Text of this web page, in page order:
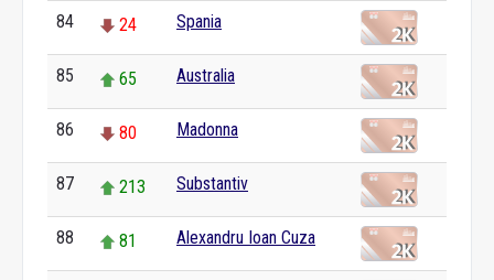
84 24 Spania
85 65 Australia
86 80 Madonna
87 213 Substantiv
88 81 Alexandru Ioan Cuza